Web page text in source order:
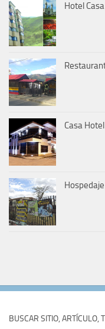
Hotel
Casa
BUSCAR SITIO, ARTÍCULO,